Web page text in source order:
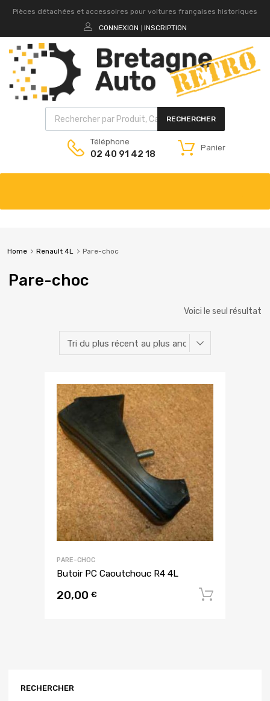
Pièces détachées et accessoires pour voitures françaises historiques
CONNEXION
INSCRIPTION
RECHERCHER
Téléphone
02 40 91 42 18
Panier
Home Renault 4L Pare-choc
Pare-choc
Voici le seul résultat
PARE-CHOC
Butoir PC Caoutchouc R4 4L
20,00 €
RECHERCHER